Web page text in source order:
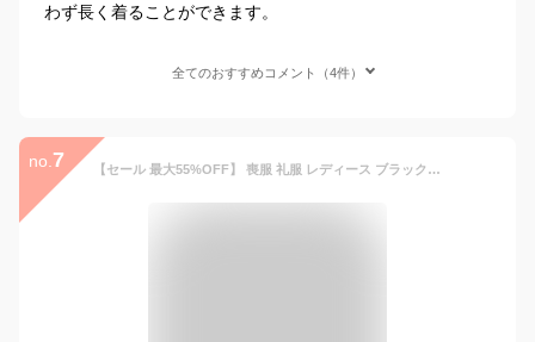
わず長く着ることができます。
全てのおすすめコメント（4件）
no. 7 【セール 最大55%OFF】 喪服 礼服 レディース ブラックフォーマル フォーマルスーツ 大きいサイズ ワンピース スーツ 2点セット ロング丈 秋 冬 40代 50代 60代 オールシーズン セット 選べる 洗える 七五三 ママ スーツ 母親 法事 冠婚葬祭 ワンピース 体型カバー あす楽